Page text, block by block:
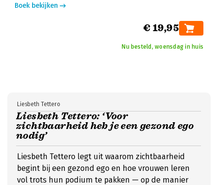
Boek bekijken
€ 19,95
Nu besteld, woensdag in huis
Liesbeth Tettero: ‘Voor
zichtbaarheid heb je een gezond ego
nodig’
Liesbeth Tettero
Liesbeth Tettero legt uit waarom zichtbaarheid
begint bij een gezond ego en hoe vrouwen leren
vol trots hun podium te pakken — op de manier